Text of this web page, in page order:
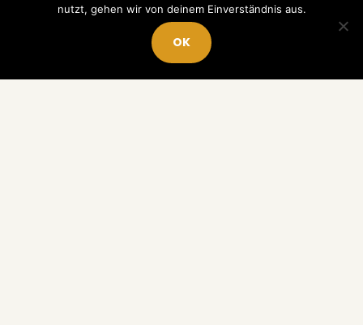
nutzt, gehen wir von deinem Einverständnis aus.
OK